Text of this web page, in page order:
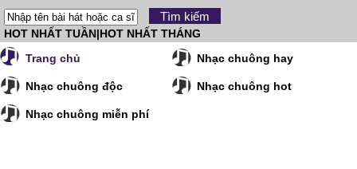
HOT NHẤT TUẦN|HOT NHẤT THÁNG
Trang chủ
Nhạc chuông hay
Nhạc chuông độc Nhạc chuông hot
Nhạc chuông miễn phí